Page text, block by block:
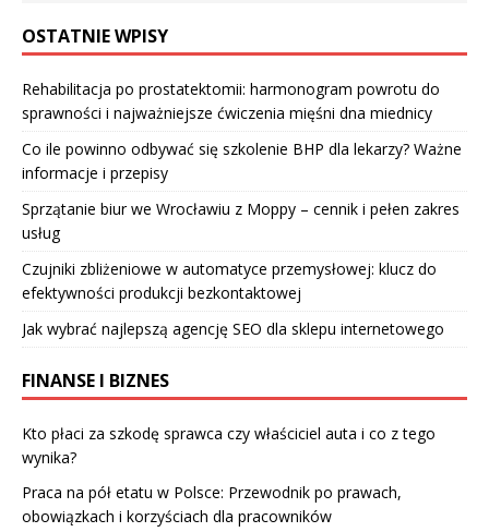
OSTATNIE WPISY
Rehabilitacja po prostatektomii: harmonogram powrotu do
sprawności i najważniejsze ćwiczenia mięśni dna miednicy
Co ile powinno odbywać się szkolenie BHP dla lekarzy? Ważne
informacje i przepisy
Sprzątanie biur we Wrocławiu z Moppy – cennik i pełen zakres
usług
Czujniki zbliżeniowe w automatyce przemysłowej: klucz do
efektywności produkcji bezkontaktowej
Jak wybrać najlepszą agencję SEO dla sklepu internetowego
FINANSE I BIZNES
Kto płaci za szkodę sprawca czy właściciel auta i co z tego
wynika?
Praca na pół etatu w Polsce: Przewodnik po prawach,
obowiązkach i korzyściach dla pracowników